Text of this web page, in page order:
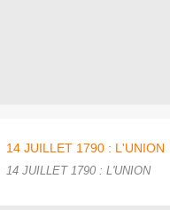
14 JUILLET 1790 : L'UNION